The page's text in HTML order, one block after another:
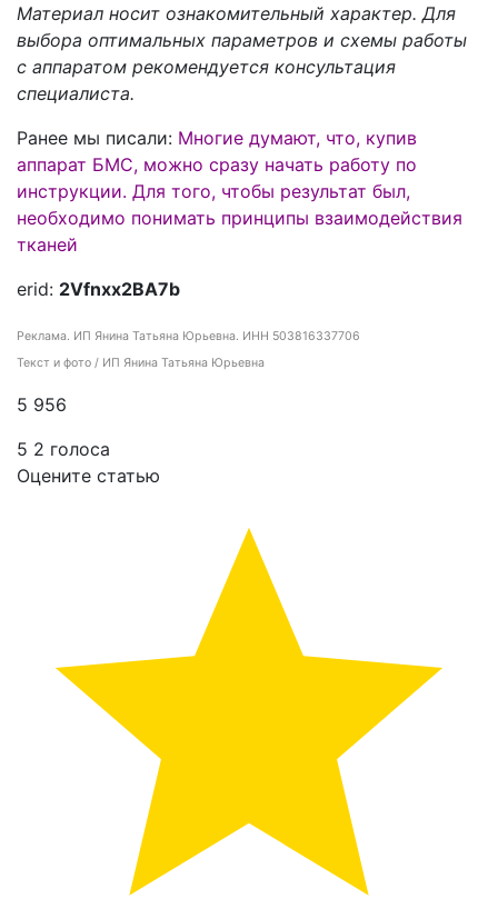
Материал носит ознакомительный характер. Для
выбора оптимальных параметров и схемы работы
с аппаратом рекомендуется консультация
специалиста.
Ранее мы писали: Многие думают, что, купив
аппарат БМС, можно сразу начать работу по
инструкции. Для того, чтобы результат был,
необходимо понимать принципы взаимодействия
тканей
erid: 2Vfnxx2BA7b
Реклама. ИП Янина Татьяна Юрьевна. ИНН 503816337706
Текст и фото / ИП Янина Татьяна Юрьевна
5 956
5 2 голоса
Оцените статью